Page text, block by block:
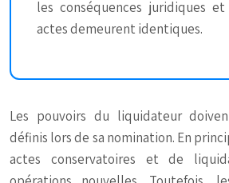
les conséquences juridiques
actes demeurent identiques.
Les pouvoirs du liquidateur
définis lors de sa nomination. En
actes conservatoires et de